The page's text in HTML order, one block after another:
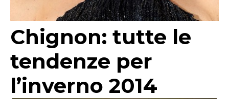
Chignon: tutte le
tendenze per
l’inverno 2014